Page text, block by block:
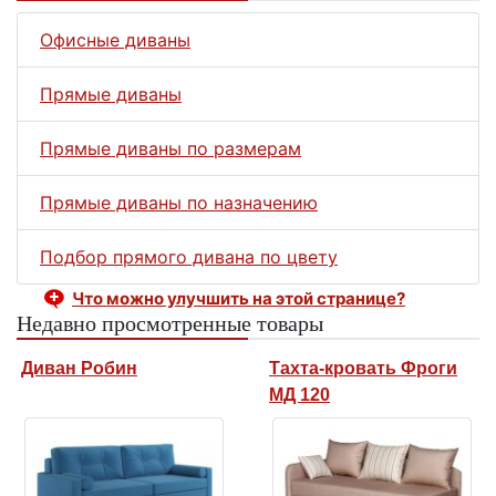
Офисные диваны
Прямые диваны
Прямые диваны по размерам
Прямые диваны по назначению
Подбор прямого дивана по цвету
Что можно улучшить на этой странице?
Недавно просмотренные товары
Диван Робин
Тахта-кровать Фроги
МД 120